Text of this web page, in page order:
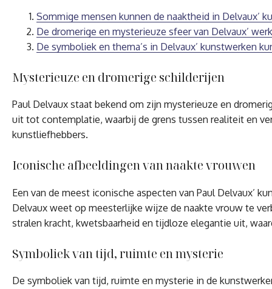
Sommige mensen kunnen de naaktheid in Delvaux’
De dromerige en mysterieuze sfeer van Delvaux’
De symboliek en thema’s in Delvaux’ kunstwerken
Mysterieuze en dromerige schilderijen
Paul Delvaux staat bekend om zijn mysterieuze en
uit tot contemplatie, waarbij de grens tussen realiteit en
kunstliefhebbers.
Iconische afbeeldingen van naakte vrouwen
Een van de meest iconische aspecten van Paul Delvaux’
Delvaux weet op meesterlijke wijze de naakte vrouw te
stralen kracht, kwetsbaarheid en tijdloze elegantie uit,
Symboliek van tijd, ruimte en mysterie
De symboliek van tijd, ruimte en mysterie in de